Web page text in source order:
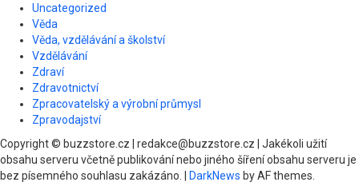
Uncategorized
Věda
Věda, vzdělávání a školství
Vzdělávání
Zdraví
Zdravotnictví
Zpracovatelský a výrobní průmysl
Zpravodajství
Copyright © buzzstore.cz | redakce@buzzstore.cz | Jakékoli užití
obsahu serveru včetně publikování nebo jiného šíření obsahu serveru je
bez písemného souhlasu zakázáno.
DarkNews by AF themes.